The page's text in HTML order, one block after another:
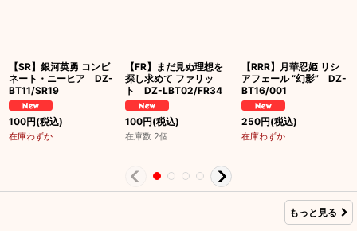
【SR】銀河英勇 コンビ
ネート・ニーヒア DZ-
BT11/SR19
100円(税込)
在庫わずか
【FR】まだ見ぬ理想を
探し求めて ファリッ
ト DZ-LBT02/FR34
100円(税込)
在庫数 2個
【RRR】月華忍姫 リシ
アフェール “幻影” DZ-
BT16/001
250円(税込)
在庫わずか
もっと見る